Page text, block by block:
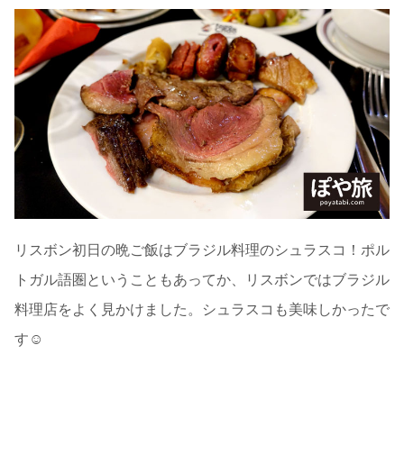
リスボン初日の晩ご飯はブラジル料理のシュラスコ！ポル
トガル語圏ということもあってか、リスボンではブラジル
料理店をよく見かけました。シュラスコも美味しかったで
す☺